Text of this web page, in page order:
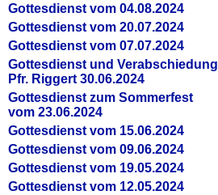
Gottesdienst vom 04.08.2024
Gottesdienst vom 20.07.2024
Gottesdienst vom 07.07.2024
Gottesdienst und Verabschiedung
Pfr. Riggert 30.06.2024
Gottesdienst zum Sommerfest
vom 23.06.2024
Gottesdienst vom 15.06.2024
Gottesdienst vom 09.06.2024
Gottesdienst vom 19.05.2024
Gottesdienst vom 12.05.2024